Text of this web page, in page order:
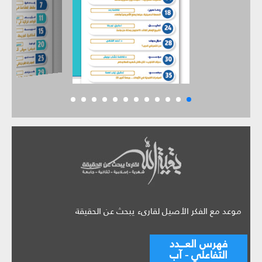
موعد مع الفكر الأصيل لقارىء يبحث عن الحقيقة
فهرس العـــدد
التفاعلي - آب